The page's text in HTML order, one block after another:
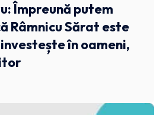
Împreună putem
Râmnicu Sărat este
în oameni,